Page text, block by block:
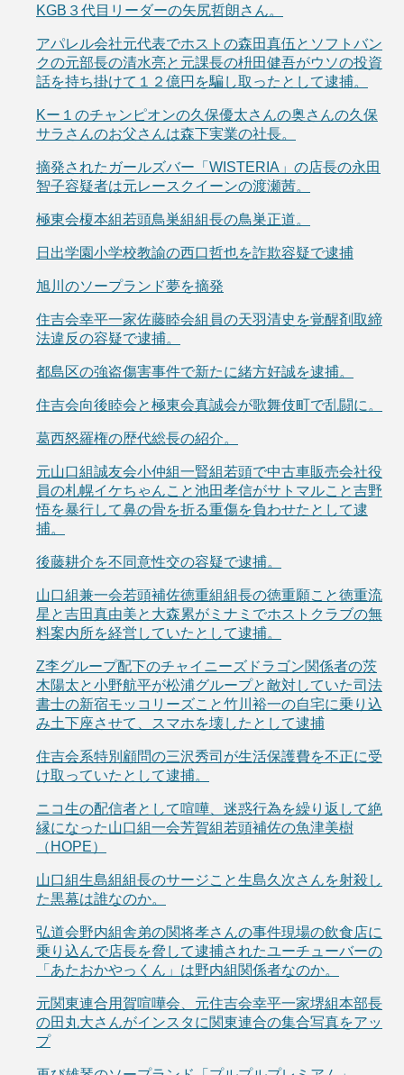
KGB３代目リーダーの矢尻哲朗さん。
アパレル会社元代表でホストの森田真伍とソフトバン
クの元部長の清水亮と元課長の枡田健吾がウソの投資
話を持ち掛けて１２億円を騙し取ったとして逮捕。
Kー１のチャンピオンの久保優太さんの奥さんの久保
サラさんのお父さんは森下実業の社長。
摘発されたガールズバー「WISTERIA」の店長の永田
智子容疑者は元レースクイーンの渡瀬茜。
極東会榎本組若頭鳥巣組組長の鳥巣正道。
日出学園小学校教諭の西口哲也を詐欺容疑で逮捕
旭川のソープランド夢を摘発
住吉会幸平一家佐藤睦会組員の天羽清史を覚醒剤取締
法違反の容疑で逮捕。
都島区の強盗傷害事件で新たに緒方好誠を逮捕。
住吉会向後睦会と極東会真誠会が歌舞伎町で乱闘に。
葛西怒羅権の歴代総長の紹介。
元山口組誠友会小仲組一賢組若頭で中古車販売会社役
員の札幌イケちゃんこと池田孝信がサトマルこと吉野
悟を暴行して鼻の骨を折る重傷を負わせたとして逮
捕。
後藤耕介を不同意性交の容疑で逮捕。
山口組兼一会若頭補佐徳重組組長の徳重願こと徳重流
星と吉田真由美と大森累がミナミでホストクラブの無
料案内所を経営していたとして逮捕。
Z李グループ配下のチャイニーズドラゴン関係者の茨
木陽太と小野航平が松浦グループと敵対していた司法
書士の新宿モッコリーズこと竹川裕一の自宅に乗り込
み土下座させて、スマホを壊したとして逮捕
住吉会系特別顧問の三沢秀司が生活保護費を不正に受
け取っていたとして逮捕。
ニコ生の配信者として喧嘩、迷惑行為を繰り返して絶
縁になった山口組一会芳賀組若頭補佐の魚津美樹
（HOPE）
山口組生島組組長のサージこと生島久次さんを射殺し
た黒幕は誰なのか。
弘道会野内組舎弟の関将孝さんの事件現場の飲食店に
乗り込んで店長を脅して逮捕されたユーチューバーの
「あたおかやっくん」は野内組関係者なのか。
元関東連合用賀喧嘩会、元住吉会幸平一家堺組本部長
の田丸大さんがインスタに関東連合の集合写真をアッ
プ